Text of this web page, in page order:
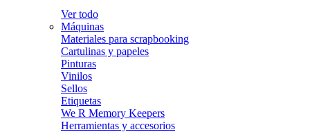
Ver todo
Máquinas
Materiales para scrapbooking
Cartulinas y papeles
Pinturas
Vinilos
Sellos
Etiquetas
We R Memory Keepers
Herramientas y accesorios